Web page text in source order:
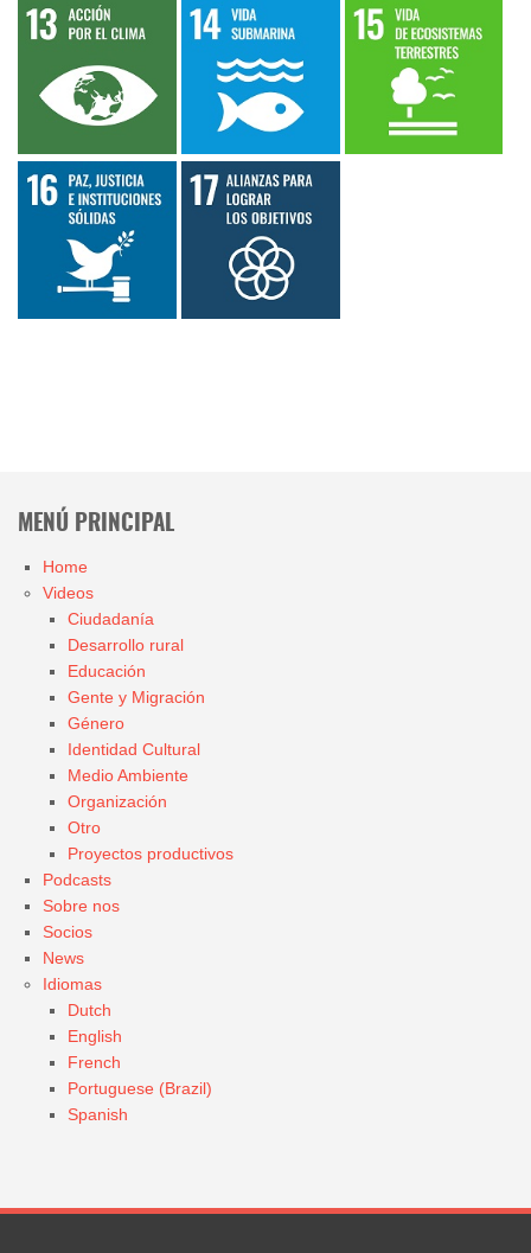
MENÚ PRINCIPAL
Home
Videos
Ciudadanía
Desarrollo rural
Educación
Gente y Migración
Género
Identidad Cultural
Medio Ambiente
Organización
Otro
Proyectos productivos
Podcasts
Sobre nos
Socios
News
Idiomas
Dutch
English
French
Portuguese (Brazil)
Spanish